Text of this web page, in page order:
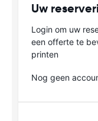
Uw
Login om uw
een offerte te
printen
Nog geen